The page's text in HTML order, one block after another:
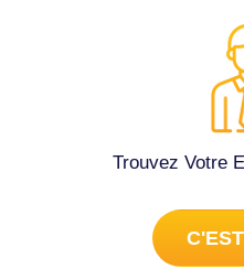
Trouvez Votre